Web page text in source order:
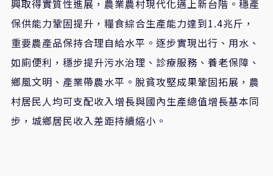
興取得實質性進展，農業農村現代化邁上新台階。穩產
保供能力鞏固提升，糧食綜合生產能力達到1.4兆斤，
重要農產品保持合理自給水平。逐步實現出行、用水、
如廁便利，穩步提升污水治理、診療服務、養老保障、
鄉風文明、產業帶農水平。脫貧攻堅成果鞏固拓展，農
村居民人均可支配收入增長與國內生產總值增長基本同
步，城鄉居民收入差距持續縮小。